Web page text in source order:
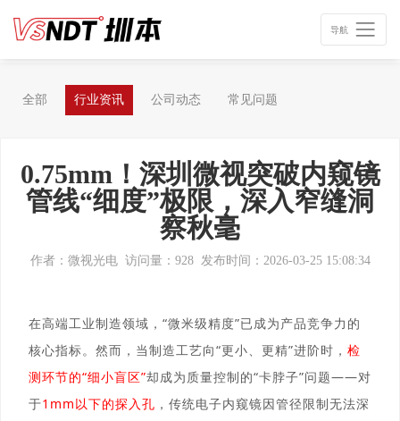
导航
全部 行业资讯 公司动态 常见问题
0.75mm！深圳微视突破内窥镜
管线“细度”极限，深入窄缝洞
察秋毫
作者：微视光电 访问量：928 发布时间：2026-03-25 15:08:34
在高端工业制造领域，“微米级精度”已成为产品竞争力的
核心指标。然而，当制造工艺向“更小、更精”进阶时， 检
测环节的“细小盲区”却成为质量控制的“卡脖子”问题——对
于1mm以下的探入孔 ，传统电子内窥镜因管径限制无法深